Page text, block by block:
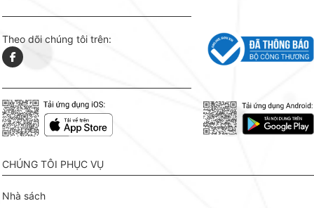
Theo dõi chúng tôi trên:
CHÚNG TÔI PHỤC VỤ
Nhà sách